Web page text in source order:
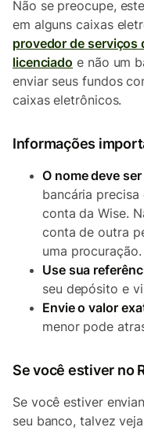
Não se preocupe,
em alguns caixas
provedor de serviços
licenciado e não um
enviar seus fundos
caixas eletrônicos.
Informações
O nome deve
bancária precisa
conta da Wise.
conta de outra
uma procuração.
Use sua
seu depósito e
Envie o valor
menor pode
Se você estiver no
Se você estiver
seu banco, talvez